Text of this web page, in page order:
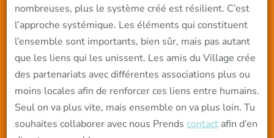
nombreuses, plus le système créé est résilient. C’est
l’approche systémique. Les éléments qui constituent
l’ensemble sont importants, bien sûr, mais pas autant
que les liens qui les unissent. Les amis du Village crée
des partenariats avec différentes associations plus ou
moins locales afin de renforcer ces liens entre humains.
Seul on va plus vite, mais ensemble on va plus loin. Tu
souhaites collaborer avec nous Prends contactafin d’en